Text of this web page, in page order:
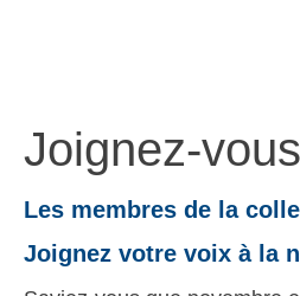
Joignez-
Les membres de la
Joignez votre voix à la